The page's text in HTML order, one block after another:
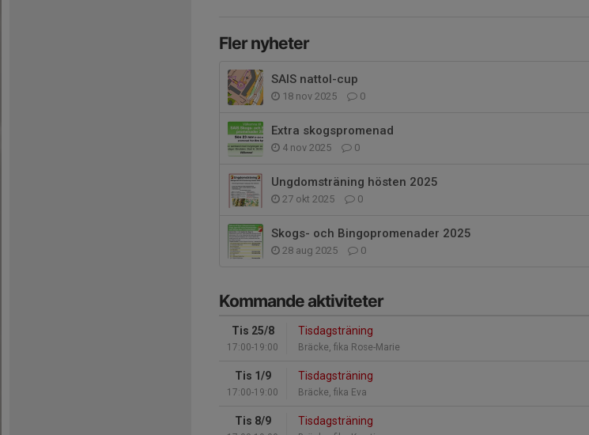
Fler nyheter
SAIS nattol-cup
18 nov 2025 0
Extra skogspromenad
4 nov 2025 0
Ungdomsträning hösten 2025
27 okt 2025 0
Skogs- och Bingopromenader 2025
28 aug 2025 0
Kommande aktiviteter
Tis 25/8
17:00-19:00
Tisdagsträning
Bräcke, fika Rose-Marie
Tis 1/9
17:00-19:00
Tisdagsträning
Bräcke, fika Eva
Tis 8/9 Tisdagsträning